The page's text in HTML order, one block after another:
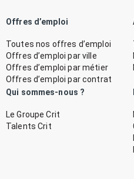
Offres d’emploi
Toutes nos offres d’emploi
Offres d’emploi par ville
Offres d’emploi par métier
Offres d’emploi par contrat
Qui sommes-nous ?
Le Groupe Crit
Talents Crit